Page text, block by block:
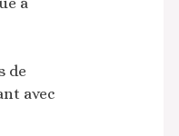
de
avec